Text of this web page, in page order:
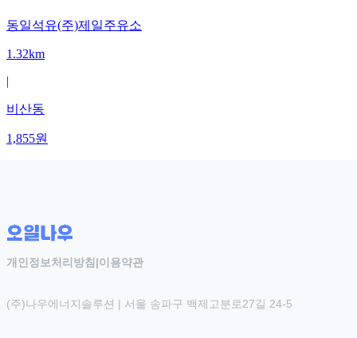
동일석유(주)제일주유소
1.32km
|
비산동
1,855원
개인정보처리방침 |이용약관
(주)나우에너지솔루션 | 서울 송파구 백제고분로27길 24-5